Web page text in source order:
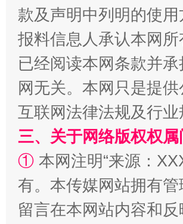
站台名比不上好声名
款及声明中列明的使
报料信息人承认本网
已经阅读本网条款并
网无关。本网只是提
互联网法律法规及行
三、关于网络版权权属
① 本网注明“来源：
有。本传媒网站拥有
留言在本网站内容和